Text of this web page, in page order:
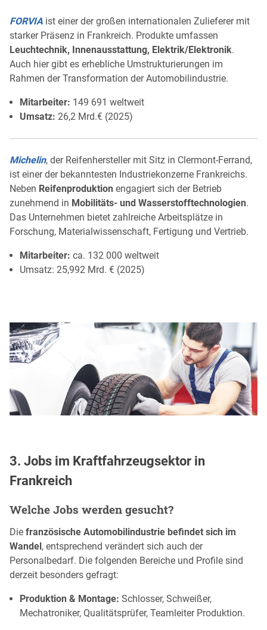
FORVIA ist einer der großen internationalen Zulieferer mit
starker Präsenz in Frankreich. Produkte umfassen
Leuchtechnik, Innenausstattung, Elektrik/Elektronik.
Auch hier gibt es erhebliche Umstrukturierungen im
Rahmen der Transformation der Automobilindustrie.
Mitarbeiter: 149 691 weltweit
Umsatz: 26,2 Mrd.€ (2025)
Michelin, der Reifenhersteller mit Sitz in Clermont-Ferrand,
ist einer der bekanntesten Industriekonzerne Frankreichs.
Neben Reifenproduktion engagiert sich der Betrieb
zunehmend in Mobilitäts- und Wasserstofftechnologien.
Das Unternehmen bietet zahlreiche Arbeitsplätze in
Forschung, Materialwissenschaft, Fertigung und Vertrieb.
Mitarbeiter: ca. 132 000 weltweit
Umsatz: 25,992 Mrd. € (2025)
3. Jobs im Kraftfahrzeugsektor in
Frankreich
Welche Jobs werden gesucht?
Die französische Automobilindustrie befindet sich im
Wandel , entsprechend verändert sich auch der
Personalbedarf. Die folgenden Bereiche und Profile sind
derzeit besonders gefragt:
Produktion & Montage: Schlosser, Schweißer,
Mechatroniker, Qualitätsprüfer, Teamleiter Produktion.